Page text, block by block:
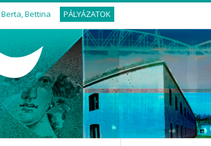
Berta, Bettina PÁLYÁZATOK